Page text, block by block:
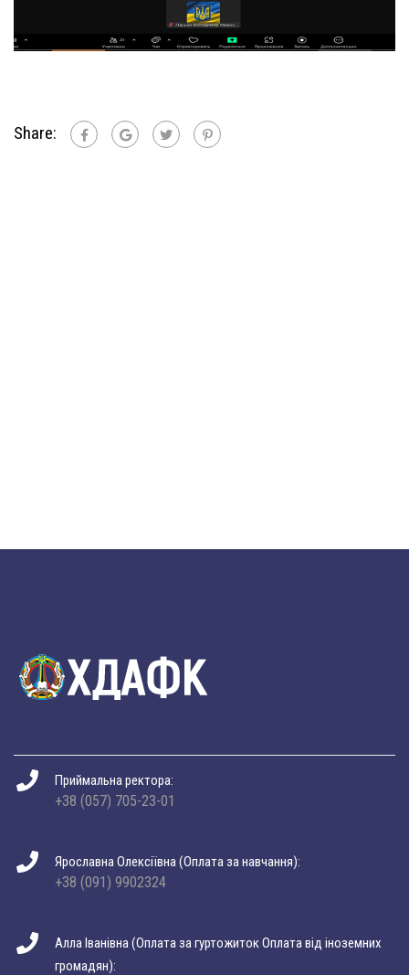
Share:
Приймальна ректора:
+38 (057) 705-23-01
Ярославна Олексіївна (Оплата за навчання):
+38 (091) 9902324
Алла Іванівна (Оплата за гуртожиток Оплата від іноземних
громадян):